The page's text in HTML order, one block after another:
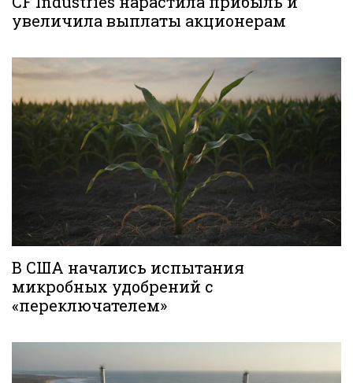
увеличила выплаты акционерам
В США начались испытания
микробных удобрений с
«переключателем»